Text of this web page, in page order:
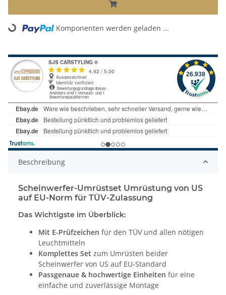
Loading... Komponenten werden geladen ...
Beschreibung
Scheinwerfer-Umrüstset Umrüstung von US
auf EU-Norm für TÜV-Zulassung
Das Wichtigste im Überblick:
Mit E-Prüfzeichen für den TÜV und allen nötigen
Leuchtmitteln
Komplettes Set zum Umrüsten beider
Scheinwerfer von US auf EU-Standard
Passgenaue & hochwertige Einheiten für eine
einfache und zuverlässige Montage